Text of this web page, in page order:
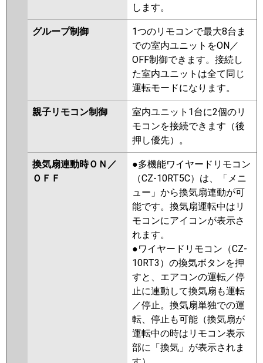
します。
グループ制御
1つのリモコンで最大8台ま
での室内ユニットをON／
OFF制御できます。接続し
た室内ユニットは全て同じ
運転モードになります。
親子リモコン制御
室内ユニット1台に2個のリ
モコンを接続できます（後
押し優先）。
換気扇連動時ＯＮ／
ＯＦＦ
●多機能ワイヤードリモコン
（CZ-10RT5C）は、「メニ
ュー」から換気扇連動が可
能です。換気扇運転中はリ
モコンにアイコンが表示さ
れます。
●ワイヤードリモコン（CZ-
10RT3）の換気ボタンを押
すと、エアコンの運転／停
止に連動して換気扇も運転
／停止。換気扇単独での運
転、停止も可能（換気扇が
運転中の時はリモコン表示
部に「換気」が表示されま